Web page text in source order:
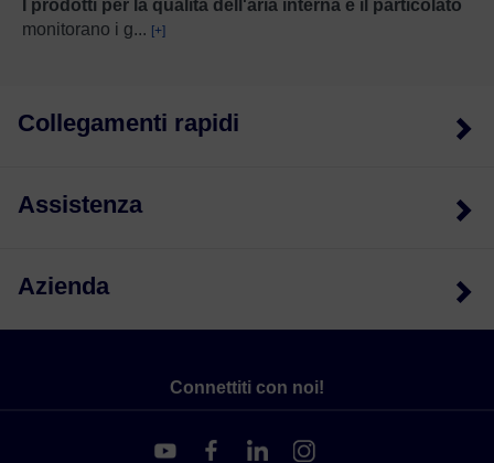
I prodotti per la qualità dell'aria interna e il particolato
monitorano i g... [+]
Collegamenti rapidi
Assistenza
Azienda
Connettiti con noi!